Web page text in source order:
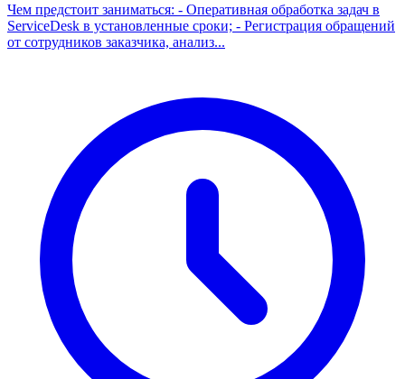
Чем предстоит заниматься: - Оперативная обработка задач в
ServiceDesk в установленные сроки; - Регистрация обращений
от сотрудников заказчика, анализ...